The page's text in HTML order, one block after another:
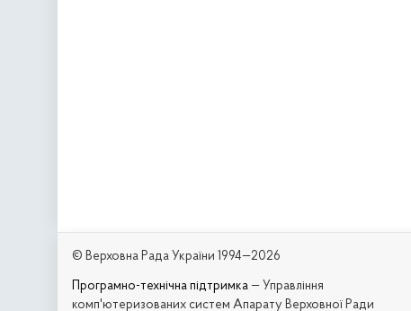
© Верховна Рада України 1994—2026
Програмно-технічна підтримка — Управління
комп'ютеризованих систем Апарату Верховної Ради